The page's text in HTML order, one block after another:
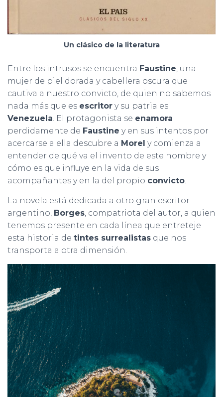
Un clásico de la literatura
Entre los intrusos se encuentra Faustine, una
mujer de piel dorada y cabellera oscura que
cautiva a nuestro convicto, de quien no sabemos
nada más que es escritor y su patria es
Venezuela. El protagonista se enamora
perdidamente de Faustine y en sus intentos por
acercarse a ella descubre a Morel y comienza a
entender de qué va el invento de este hombre y
cómo es que influye en la vida de sus
acompañantes y en la del propio convicto.
La novela está dedicada a otro gran escritor
argentino, Borges, compatriota del autor, a quien
tenemos presente en cada línea que entreteje
esta historia de tintes surrealistas que nos
transporta a otra dimensión.